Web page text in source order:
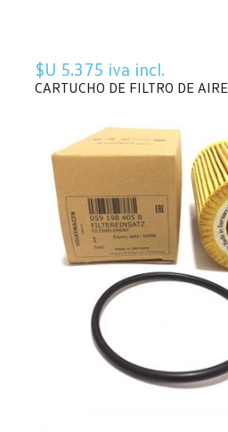
$U 5.375 iva incl.
CARTUCHO DE FILTRO DE AIRE